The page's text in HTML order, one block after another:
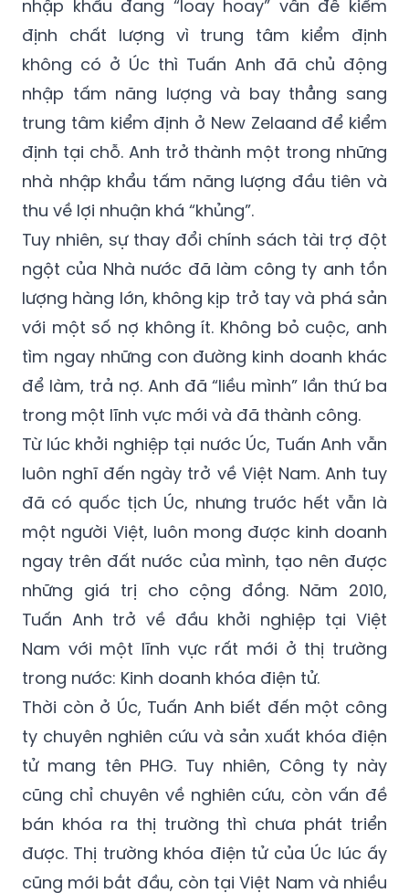
không có ở Úc thì Tuấn Anh đã chủ động
nhập tấm năng lượng và bay thẳng sang
trung tâm kiểm định ở New Zelaand để kiểm
định tại chỗ. Anh trở thành một trong những
nhà nhập khẩu tấm năng lượng đầu tiên và
thu về lợi nhuận khá “khủng”.
Tuy nhiên, sự thay đổi chính sách tài trợ đột
ngột của Nhà nước đã làm công ty anh tồn
lượng hàng lớn, không kịp trở tay và phá sản
với một số nợ không ít. Không bỏ cuộc, anh
tìm ngay những con đường kinh doanh khác
để làm, trả nợ. Anh đã “liều mình” lần thứ ba
trong một lĩnh vực mới và đã thành công.
Từ lúc khởi nghiệp tại nước Úc, Tuấn Anh vẫn
luôn nghĩ đến ngày trở về Việt Nam. Anh tuy
đã có quốc tịch Úc, nhưng trước hết vẫn là
một người Việt, luôn mong được kinh doanh
ngay trên đất nước của mình, tạo nên được
những giá trị cho cộng đồng. Năm 2010,
Tuấn Anh trở về đầu khởi nghiệp tại Việt
Nam với một lĩnh vực rất mới ở thị trường
trong nước: Kinh doanh khóa điện tử.
Thời còn ở Úc, Tuấn Anh biết đến một công
ty chuyên nghiên cứu và sản xuất khóa điện
tử mang tên PHG. Tuy nhiên, Công ty này
cũng chỉ chuyên về nghiên cứu, còn vấn đề
bán khóa ra thị trường thì chưa phát triển
được. Thị trường khóa điện tử của Úc lúc ấy
cũng mới bắt đầu, còn tại Việt Nam và nhiều
nước châu Á thì hầu như rất sơ khai.